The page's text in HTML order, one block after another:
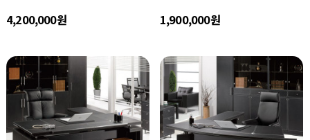
4,200,000원 1,900,000원